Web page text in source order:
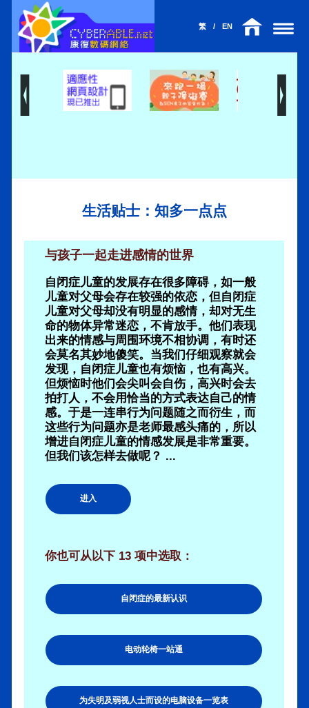
繁 / EN
生活贴士：知多一点点
与孩子一起走进感情的世界
自闭症儿童的发展存在很多障碍，如一般
儿童对父母会存在较强的依恋，但自闭症
儿童对父母却没有明显的感情，却对无生
命的物体异常迷恋，不肯放手。他们表现
出来的情感与周围环境不相协调，有时还
会莫名其妙地傻笑。当我们仔细观察就会
发现，自闭症儿童也有烦恼，也有高兴。
但烦恼时他们会尖叫会自伤，高兴时会去
拍打人，不会用恰当的方式表达自己的情
感。于是一连串行为问题随之而衍生，而
这些行为问题亦是老师最感头痛的，所以
增进自闭症儿童的情感发展是非常重要。
但我们该怎样去做呢？ ...
进入
你也可从以下 13 项中选取：
自闭症的最新认识
电动轮椅一站通
为失明及弱视人士而设的电脑设备一览表